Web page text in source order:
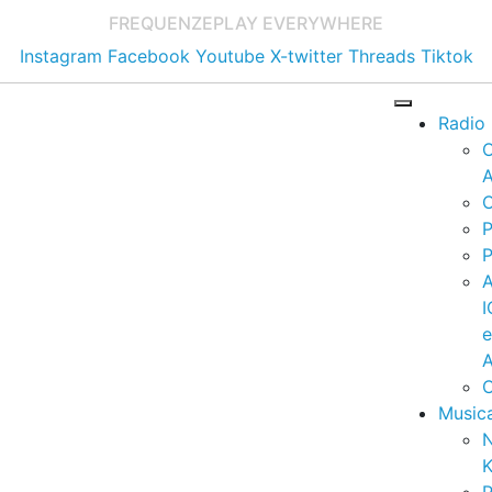
FREQUENZEPLAY EVERYWHERE
Instagram Facebook Youtube X-twitter Threads Tiktok
Radio
e